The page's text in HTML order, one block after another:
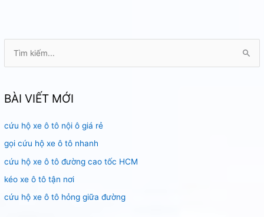
k
ế
m
:
BÀI VIẾT MỚI
cứu hộ xe ô tô nội ô giá rẻ
gọi cứu hộ xe ô tô nhanh
cứu hộ xe ô tô đường cao tốc HCM
kéo xe ô tô tận nơi
cứu hộ xe ô tô hỏng giữa đường